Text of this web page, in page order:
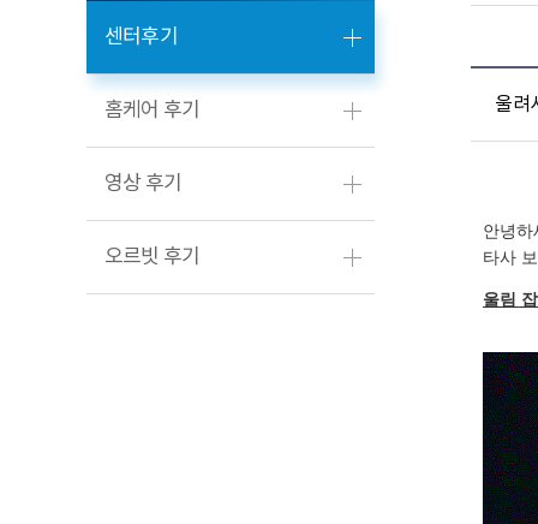
센터후기
홈케어 후기
영상 후기
오르빗 후기
울려
안녕하
타사
울림